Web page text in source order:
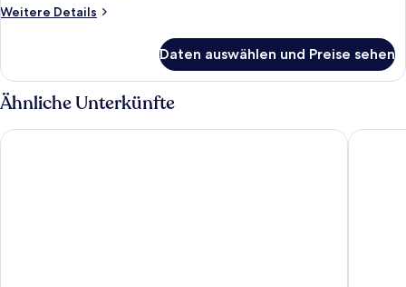
Weitere Details
Weitere
1
Doppelbett
Daten auswählen und Preise sehen
Ähnliche Unterkünfte
Hotel Fontana Plaza Hotel